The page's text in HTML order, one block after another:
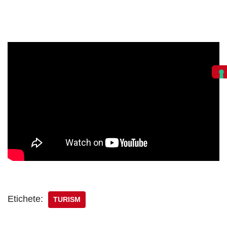
Etichete: TURISM